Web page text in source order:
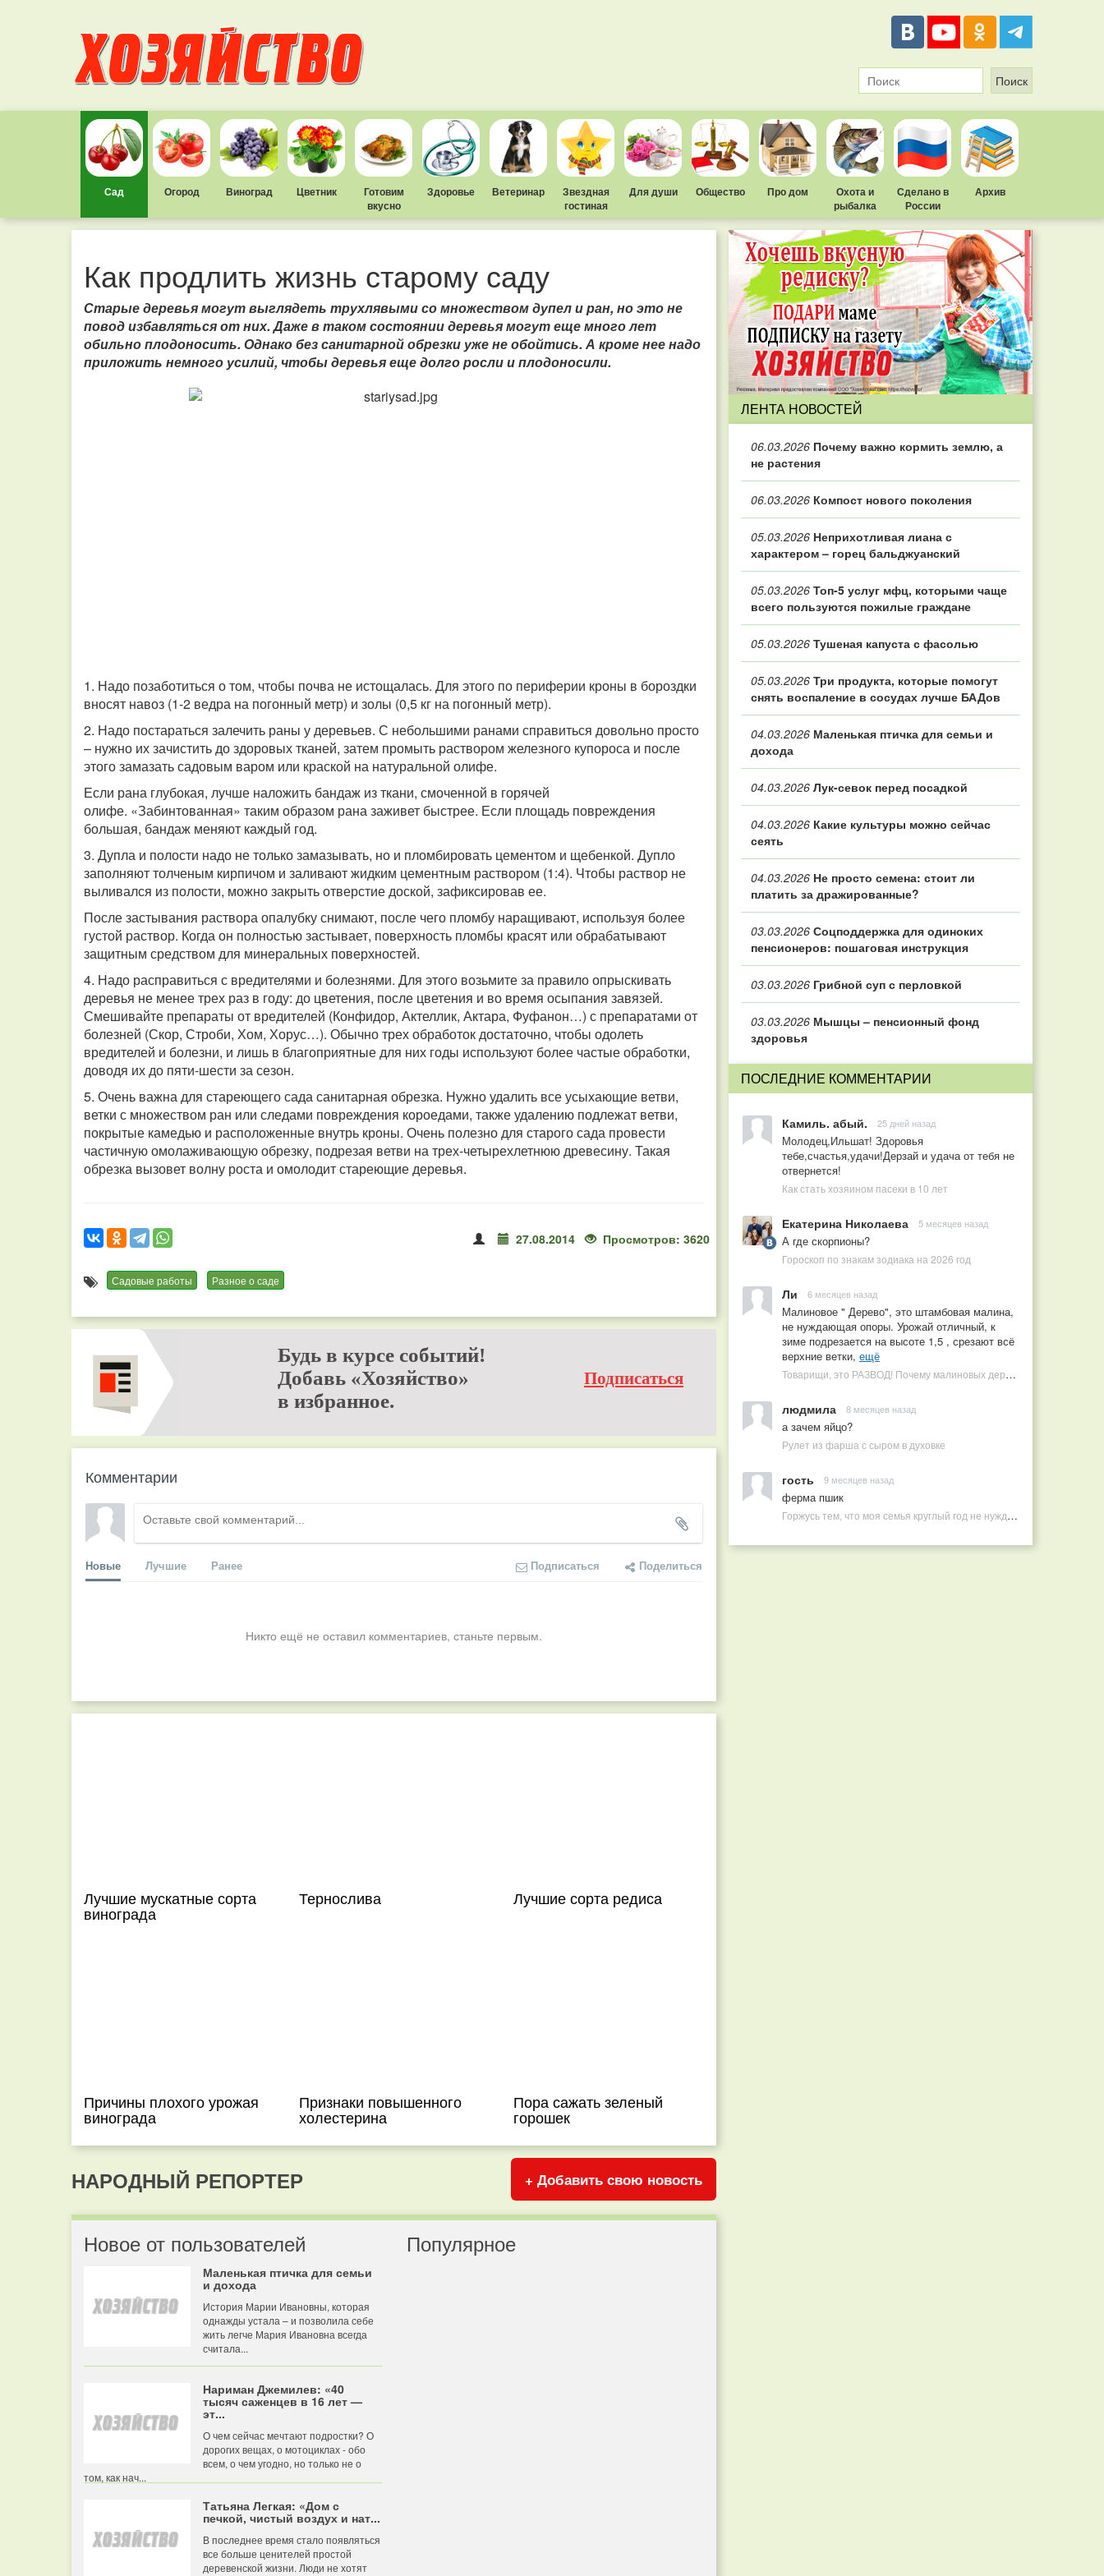
Сад Огород Виноград Цветник
Готовим
вкусно
Здоровье Ветеринар
Звездная
гостиная
Для души Общество Про дом
Охота и
рыбалка
Сделано в
России
Архив
Как продлить жизнь старому саду
Старые деревья могут выглядеть трухлявыми со множеством дупел и ран, но это не
повод избавляться от них.Даже в таком состоянии деревья могут еще много лет
обильно плодоносить. Однако без санитарной обрезки уже не обойтись. А кроме нее надо
приложить немного усилий, чтобы деревья еще долго росли и плодоносили.
1. Надо позаботиться о том, чтобы почва не истощалась. Для этого по периферии кроны в бороздки
вносят навоз (1-2 ведра на погонный метр) и золы (0,5 кг на погонный метр).
2. Надо постараться залечить раны у деревьев. С небольшими ранами справиться довольно просто
– нужно их зачистить до здоровых тканей, затем промыть раствором железного купороса и после
этого замазать садовым варом или краской на натуральной олифе.
Если рана глубокая, лучше наложить бандаж из ткани, смоченной в горячей
олифе. «Забинтованная» таким образом рана заживет быстрее. Если площадь повреждения
большая, бандаж меняют каждый год.
3. Дупла и полости надо не только замазывать, но и пломбировать цементом и щебенкой. Дупло
заполняют толченым кирпичом и заливают жидким цементным раствором (1:4). Чтобы раствор не
выливался из полости, можно закрыть отверстие доской, зафиксировав ее.
После застывания раствора опалубку снимают, после чего пломбу наращивают, используя более
густой раствор. Когда он полностью застывает, поверхность пломбы красят или обрабатывают
защитным средством для минеральных поверхностей.
4. Надо расправиться с вредителями и болезнями. Для этого возьмите за правило опрыскивать
деревья не менее трех раз в году: до цветения, после цветения и во время осыпания завязей.
Смешивайте препараты от вредителей (Конфидор, Актеллик, Актара, Фуфанон…) с препаратами от
болезней (Скор, Строби, Хом, Хорус…). Обычно трех обработок достаточно, чтобы одолеть
вредителей и болезни, и лишь в благоприятные для них годы используют более частые обработки,
доводя их до пяти-шести за сезон.
5. Очень важна для стареющего сада санитарная обрезка. Нужно удалить все усыхающие ветви,
ветки с множеством ран или следами повреждения короедами, также удалению подлежат ветви,
покрытые камедью и расположенные внутрь кроны. Очень полезно для старого сада провести
частичную омолаживающую обрезку, подрезая ветви на трех-четырехлетнюю древесину. Такая
обрезка вызовет волну роста и омолодит стареющие деревья.
27.08.2014 Просмотров: 3620
Садовые работы Разное о саде
Будь в курсе событий!
Добавь «Хозяйство»
в избранное.
Подписаться
Комментарии
Новые Лучшие Ранее Подписаться Поделиться
Никто ещё не оставил комментариев, станьте первым.
Лучшие мускатные сорта
винограда
Тернослива Лучшие сорта редиса
Причины плохого урожая
винограда
Признаки повышенного
холестерина
Пора сажать зеленый
горошек
НАРОДНЫЙ РЕПОРТЕР + Добавить свою новость
Новое от пользователей
Маленькая птичка для семьи
и дохода
История Марии Ивановны, которая
однажды устала – и позволила себе
жить легче Мария Ивановна всегда
считала...
Нариман Джемилев: «40
тысяч саженцев в 16 лет —
эт...
О чем сейчас мечтают подростки? О
дорогих вещах, о мотоциклах - обо
всем, о чем угодно, но только не о
том, как нач...
Татьяна Легкая: «Дом с
печкой, чистый воздух и нат...
В последнее время стало появляться
все больше ценителей простой
деревенской жизни. Люди не хотят
Популярное
ЛЕНТА НОВОСТЕЙ
06.03.2026 Почему важно кормить землю, а
не растения
06.03.2026 Компост нового поколения
05.03.2026 Неприхотливая лиана с
характером – горец бальджуанский
05.03.2026 Топ‑5 услуг мфц, которыми чаще
всего пользуются пожилые граждане
05.03.2026 Тушеная капуста с фасолью
05.03.2026 Три продукта, которые помогут
снять воспаление в сосудах лучше БАДов
04.03.2026 Маленькая птичка для семьи и
дохода
04.03.2026 Лук-севок перед посадкой
04.03.2026 Какие культуры можно сейчас
сеять
04.03.2026 Не просто семена: стоит ли
платить за дражированные?
03.03.2026 Соцподдержка для одиноких
пенсионеров: пошаговая инструкция
03.03.2026 Грибной суп с перловкой
03.03.2026 Мышцы – пенсионный фонд
здоровья
ПОСЛЕДНИЕ КОММЕНТАРИИ
Камиль. абый. 25 дней назад
Молодец,Ильшат! Здоровья
тебе,счастья,удачи!Дерзай и удача от тебя не
отвернется!
Как стать хозяином пасеки в 10 лет
Екатерина Николаева 5 месяцев назад
А где скорпионы?
Гороскоп по знакам зодиака на 2026 год
Ли 6 месяцев назад
Малиновое " Дерево", это штамбовая малина,
не нуждающая опоры. Урожай отличный, к
зиме подрезается на высоте 1,5 , срезают всё
верхние ветки, ещё
Товарищи, это РАЗВОД! Почему малиновых деревьев не бывает, или Как ушлые продавцы наживаются на мечтах садоводов
людмила 8 месяцев назад
а зачем яйцо?
Рулет из фарша с сыром в духовке
гость 9 месяцев назад
ферма пшик
Горжусь тем, что моя семья круглый год не нуждается в покупных витаминах